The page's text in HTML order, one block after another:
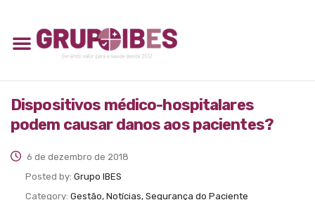
Dispositivos médico-hospitalares
podem causar danos aos pacientes?
6 de dezembro de 2018
Posted by: Grupo IBES
Category: Gestão, Notícias, Segurança do Paciente